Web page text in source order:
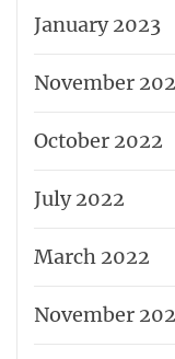
January 2023
November
October 2022
July 2022
March 2022
November